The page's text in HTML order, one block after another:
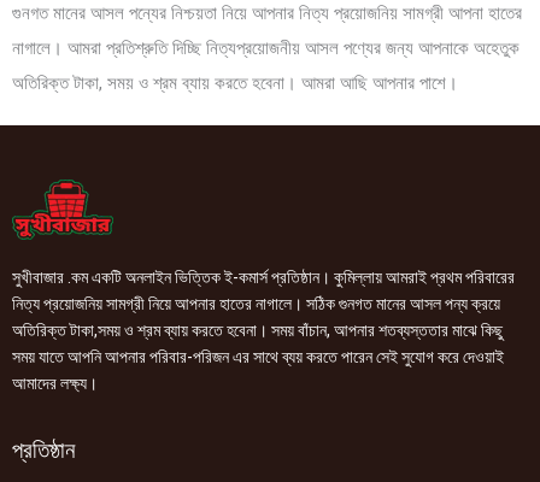
গুনগত মানের আসল পন্যের নিশ্চয়তা নিয়ে আপনার নিত্য প্রয়োজনিয় সামগ্রী আপনা হাতের
নাগালে। আমরা প্রতিশ্রুতি দিচ্ছি নিত্যপ্রয়োজনীয় আসল পণ্যের জন্য আপনাকে অহেতুক
অতিরিক্ত টাকা, সময় ও শ্রম ব্যায় করতে হবেনা। আমরা আছি আপনার পাশে।
সুখীবাজার .কম একটি অনলাইন ভিত্তিক ই-কমার্স প্রতিষ্ঠান। কুমিল্লায় আমরাই প্রথম পরিবারের
নিত্য প্রয়োজনিয় সামগ্রী নিয়ে আপনার হাতের নাগালে। সঠিক গুনগত মানের আসল পন্য ক্রয়ে
অতিরিক্ত টাকা,সময় ও শ্রম ব্যায় করতে হবেনা। সময় বাঁচান, আপনার শতব্যস্ততার মাঝে কিছু
সময় যাতে আপনি আপনার পরিবার-পরিজন এর সাথে ব্যয় করতে পারেন সেই সুযোগ করে দেওয়াই
আমাদের লক্ষ্য।
প্রতিষ্ঠান